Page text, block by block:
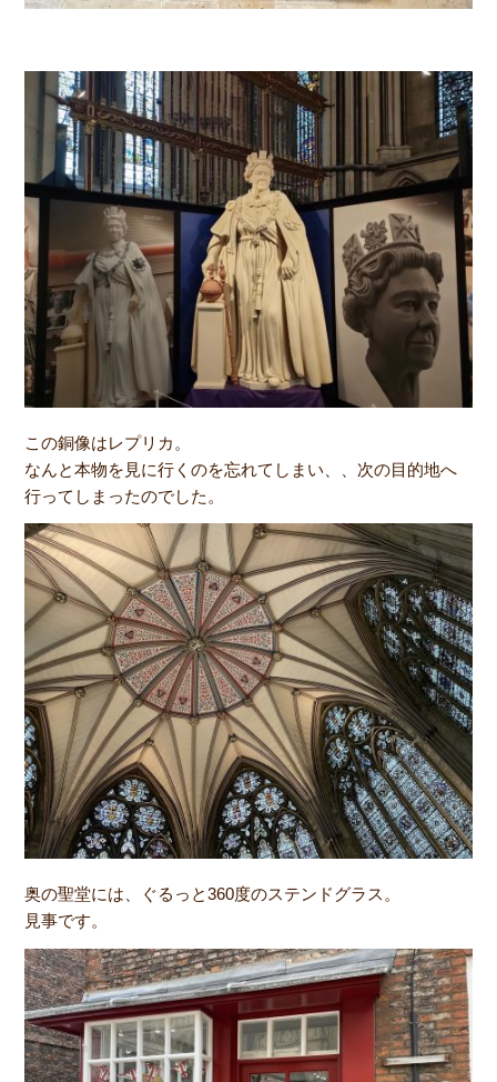
この銅像はレプリカ。
なんと本物を見に行くのを忘れてしまい、、次の目的地へ
行ってしまったのでした。
奥の聖堂には、ぐるっと360度のステンドグラス。
見事です。